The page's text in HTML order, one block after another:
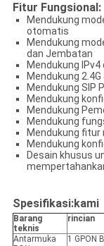
Fitur Fungsional:
Mendukung
otomatis
Mendukung
dan Jembatan
Mendukung IPv4
Mendukung 2.4G
Mendukung SIP
Mendukung
Mendukung
Mendukung
Mendukung fitur
Mendukung
Desain khusus
Spesifikasi:kami
Barang
teknis
rincian
Antarmuka
1 GPON